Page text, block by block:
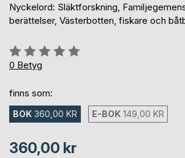
Nyckelord: Släktforskning,
berättelser, Västerbotten, fiskare och
Betyg::
0%
0 Betyg
finns som:
BOK 360,00 KR E-BOK 149,00 KR
360,00 kr